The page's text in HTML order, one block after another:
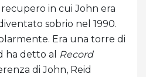
recupero in cui John era
sobrio nel 1990.
Era una torre di
ha detto al
Record
di John, Reid